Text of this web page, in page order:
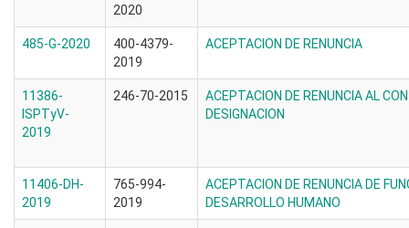
2020
485-G-2020
400-4379-
2019
ACEPTACION DE RENUNCIA
11386-
ISPTyV-
2019
246-70-2015
ACEPTACION DE RENUNCIA AL
DESIGNACION
11406-DH-
2019
765-994-
2019
ACEPTACION DE RENUNCIA DE
DESARROLLO HUMANO